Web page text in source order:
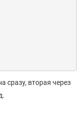
сразу, вторая через